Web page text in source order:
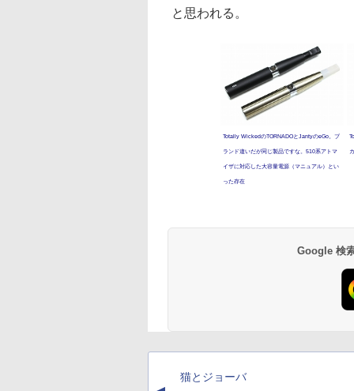
と思われる。
Totally WickedのTORNADOとJantyのeGo。ブ
ランド違いだが同じ製品ですな。510系アトマ
イザに対応した大容量電源（マニュアル）とい
った存在
Google 検
猫とジョーバ